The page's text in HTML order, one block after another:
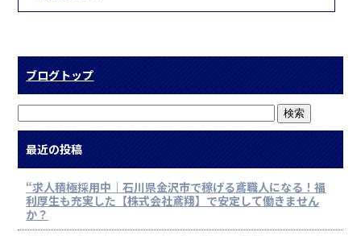
ブログトップ
最近の投稿
“求人積極採用中｜石川県金沢市で稼げる鳶職人になる！福
利厚生も充実した【株式会社鳶翔】で安定して働きません
か？